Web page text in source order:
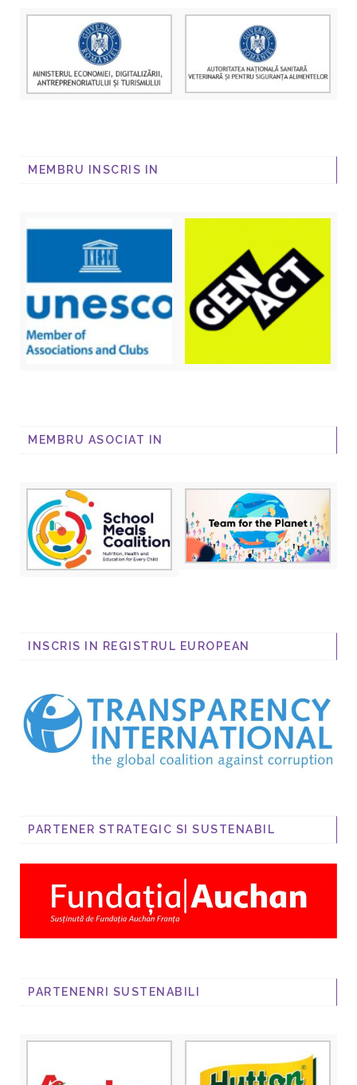
MEMBRU INSCRIS IN
MEMBRU ASOCIAT IN
INSCRIS IN REGISTRUL EUROPEAN
PARTENER STRATEGIC SI SUSTENABIL
PARTENENRI SUSTENABILI